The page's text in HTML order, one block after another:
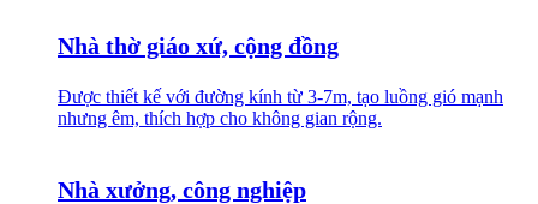
Nhà thờ giáo xứ, cộng đồng
Được thiết kế với đường kính từ 3-7m, tạo luồng gió mạnh
nhưng êm, thích hợp cho không gian rộng.
Nhà xưởng, công nghiệp